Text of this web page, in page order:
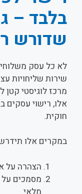
בלבד –
שדורש
לא כל עסק
שירות שליחויות
מרכז לוגיסטי
אלו, רישוי עסקים
חוקית.
במקרים אלו
הצהרה על
מסמכים על
מלאי